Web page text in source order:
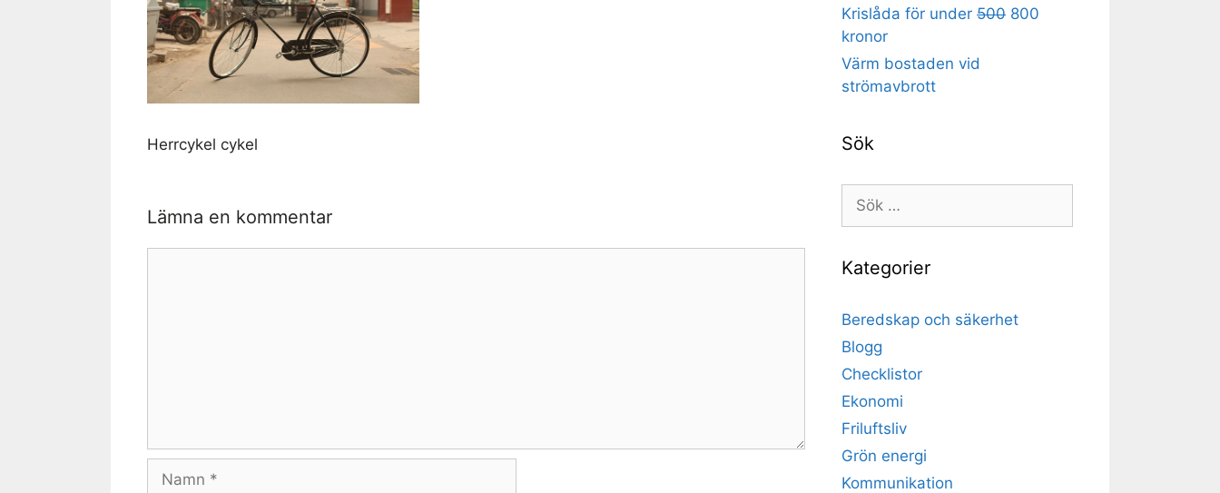
Herrcykel cykel
Lämna en kommentar
Namn
Krislåda för under 500 800
kronor
Värm bostaden vid
strömavbrott
Sök
Sök
efter:
Kategorier
Beredskap och säkerhet
Blogg
Checklistor
Ekonomi
Friluftsliv
Grön energi
Kommunikation